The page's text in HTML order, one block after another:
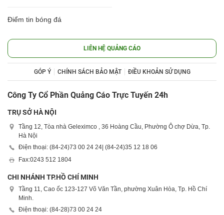
Điểm tin bóng đá
LIÊN HỆ QUẢNG CÁO
GÓP Ý CHÍNH SÁCH BẢO MẬT ĐIỀU KHOẢN SỬ DỤNG
Công Ty Cổ Phần Quảng Cáo Trực Tuyến 24h
TRỤ SỞ HÀ NỘI
Tầng 12, Tòa nhà Geleximco , 36 Hoàng Cầu, Phường Ô chợ Dừa, Tp.
Hà Nội
Điện thoại: (84-24)73 00 24 24 | (84-24)35 12 18 06
Fax:0243 512 1804
CHI NHÁNH TP.HỒ CHÍ MINH
Tầng 11, Cao ốc 123-127 Võ Văn Tần, phường Xuân Hòa, Tp. Hồ Chí
Minh.
Điện thoại: (84-28)73 00 24 24